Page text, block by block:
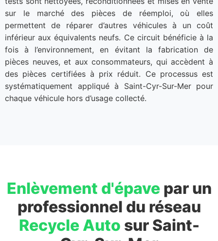
sur le marché des pièces de réemploi, où elles
permettent de réparer d’autres véhicules à un coût
inférieur aux équivalents neufs. Ce circuit bénéficie à la
fois à l’environnement, en évitant la fabrication de
pièces neuves, et aux consommateurs, qui accèdent à
des pièces certifiées à prix réduit. Ce processus est
systématiquement appliqué à Saint-Cyr-Sur-Mer pour
chaque véhicule hors d’usage collecté.
Enlèvement d'épavepar un
professionnel du réseau
Recycle Auto sur Saint-